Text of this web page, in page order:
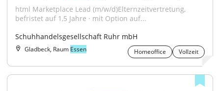
html Marketplace Lead (m/w/d)Elternzeitvertretung,
befristet auf 1,5 Jahre · mit Option auf...
Schuhhandelsgesellschaft Ruhr mbH
Gladbeck, Raum Essen Homeoffice Vollzeit